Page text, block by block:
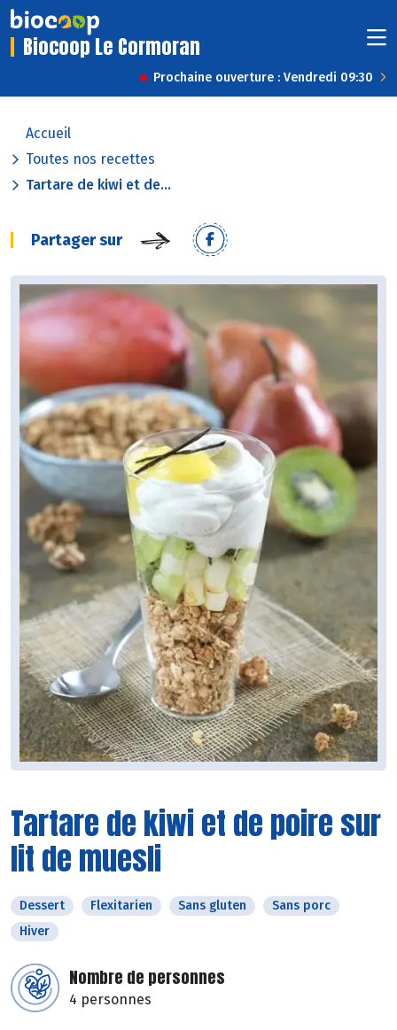
Biocoop Le Cormoran
Prochaine ouverture : Vendredi 09:30
Accueil
Toutes nos recettes
Tartare de kiwi et de...
Partager sur
Tartare de kiwi et de poire sur
lit de muesli
Dessert Flexitarien Sans gluten
Sans porc
Hiver
Nombre de personnes
4 personnes